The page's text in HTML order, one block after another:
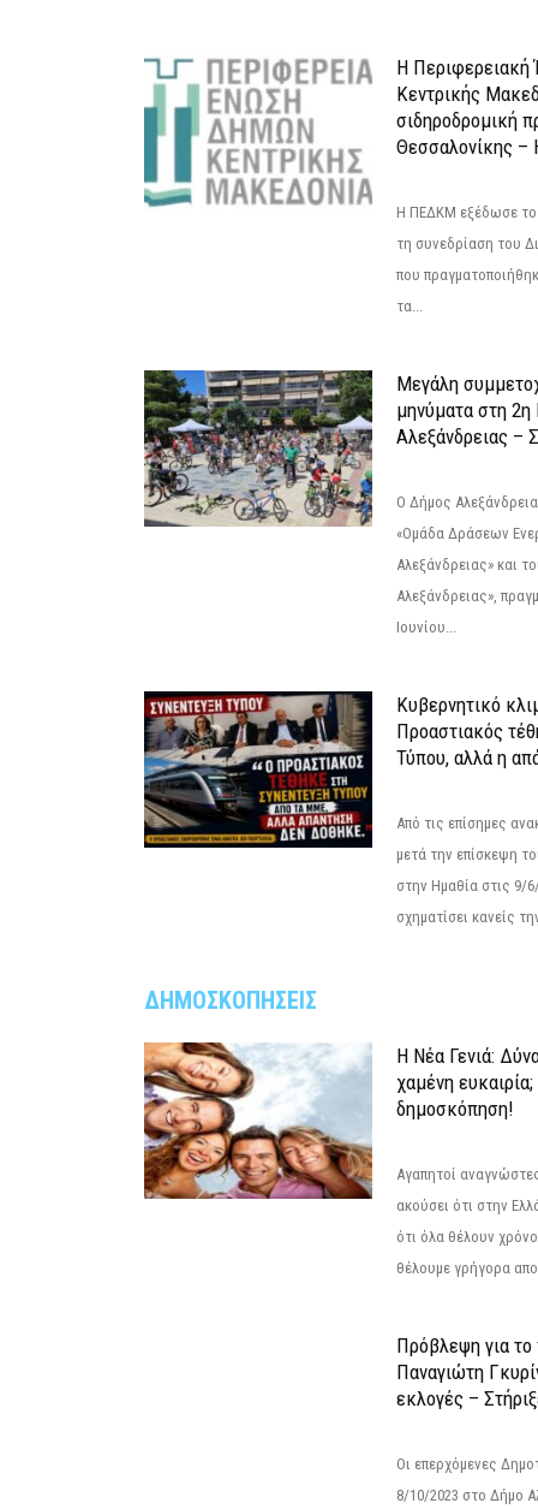
Η
Κεντρικής
σιδηροδρομική
Θεσσαλονίκης –
Η ΠΕΔΚΜ εξέδωσε το
τη συνεδρίαση του
που
τα...
Μεγάλη
μηνύματα στη
Αλεξάνδρειας –
Ο Δήμος
«Ομάδα Δράσεων
Αλεξάνδρειας» και
Αλεξάνδρειας»,
Ιουνίου...
Κυβερνητικό
Προαστιακός
Τύπου, αλλά η
Από τις επίσημες
μετά την επίσκεψη
στην Ημαθία στις 9/
σχηματίσει κανείς
ΔΗΜΟΣΚΟΠΗΣΕΙΣ
Η Νέα Γενιά:
χαμένη
δημοσκόπηση!
Αγαπητοί
ακούσει ότι στην
ότι όλα θέλουν
θέλουμε γρήγορα
Πρόβλεψη για
Παναγιώτη
εκλογές –
Οι επερχόμενες
8/10/2023 στο Δήμο